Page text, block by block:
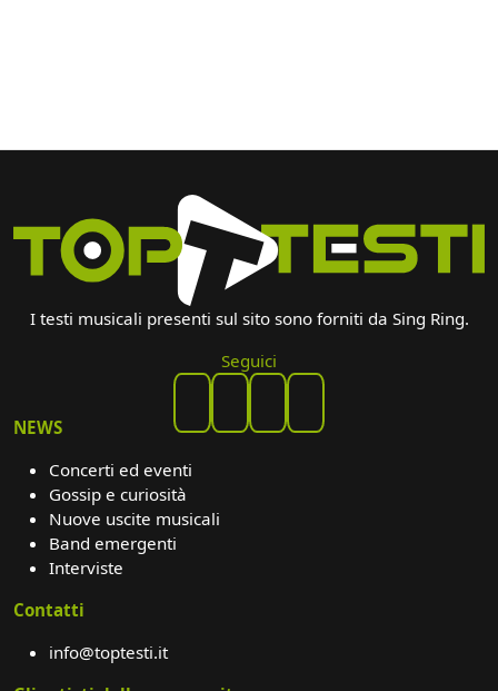
I testi musicali presenti sul sito sono forniti da Sing Ring.
Seguici
NEWS
Concerti ed eventi
Gossip e curiosità
Nuove uscite musicali
Band emergenti
Interviste
Contatti
info@toptesti.it